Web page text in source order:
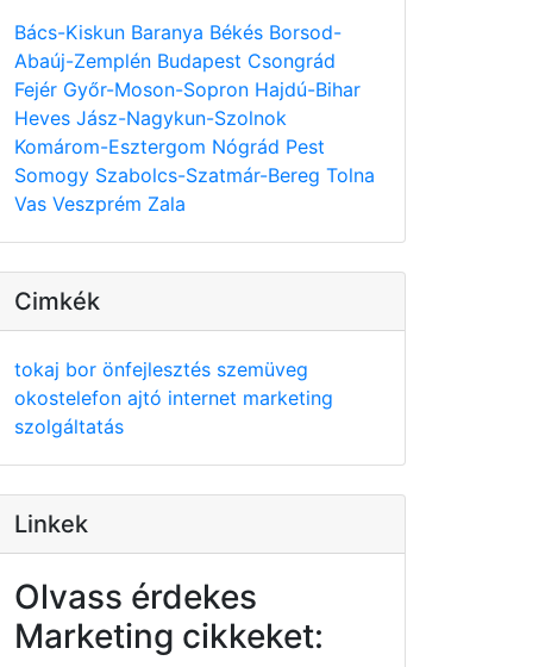
Bács-Kiskun Baranya Békés Borsod-
Abaúj-Zemplén Budapest Csongrád
Fejér Győr-Moson-Sopron Hajdú-Bihar
Heves Jász-Nagykun-Szolnok
Komárom-Esztergom Nógrád Pest
Somogy Szabolcs-Szatmár-Bereg Tolna
Vas Veszprém Zala
Cimkék
tokaj bor önfejlesztés szemüveg
okostelefon ajtó internet marketing
szolgáltatás
Linkek
Olvass érdekes
Marketing cikkeket: